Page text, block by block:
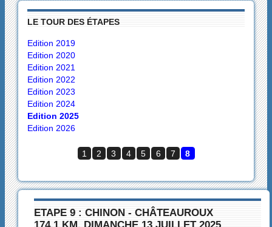
LE TOUR DES ÉTAPES
Edition 2019
Edition 2020
Edition 2021
Edition 2022
Edition 2023
Edition 2024
Edition 2025
Edition 2026
1 2 3 4 5 6 7 8
ETAPE 9 : CHINON - CHÂTEAUROUX
174,1 KM. DIMANCHE 13 JUILLET 2025